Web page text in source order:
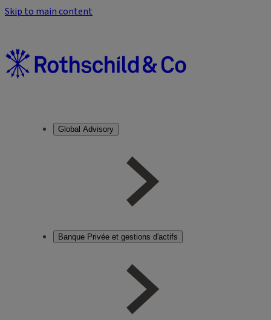
Skip to main content
Global Advisory
Banque Privée et gestions d'actifs